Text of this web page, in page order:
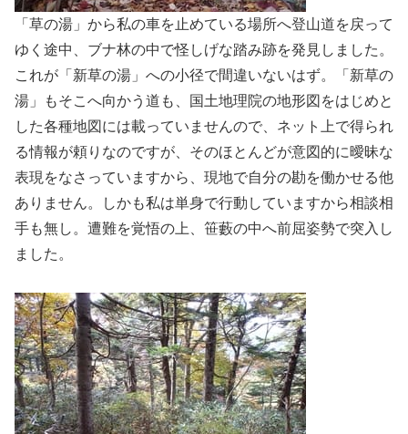
「草の湯」から私の車を止めている場所へ登山道を戻って
ゆく途中、ブナ林の中で怪しげな踏み跡を発見しました。
これが「新草の湯」への小径で間違いないはず。「新草の
湯」もそこへ向かう道も、国土地理院の地形図をはじめと
した各種地図には載っていませんので、ネット上で得られ
る情報が頼りなのですが、そのほとんどが意図的に曖昧な
表現をなさっていますから、現地で自分の勘を働かせる他
ありません。しかも私は単身で行動していますから相談相
手も無し。遭難を覚悟の上、笹藪の中へ前屈姿勢で突入し
ました。